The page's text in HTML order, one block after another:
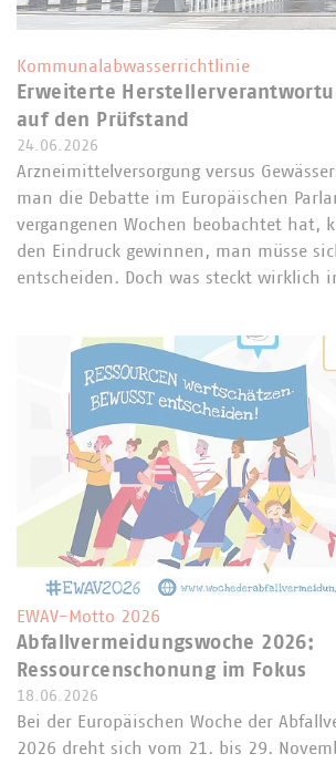
Kommunalabwasserrichtlinie
Erweiterte
auf den Prüfstand
24.06.2026
Arzneimittelversorgung versus
man die Debatte im Europäischen
vergangenen Wochen beobachtet hat,
den Eindruck gewinnen, man müsse
entscheiden. Doch was steckt wirklich
EWAV-Motto 2026
Abfallvermeidungswoche 2026:
Ressourcenschonung im Fokus
18.06.2026
Bei der Europäischen Woche der
2026 dreht sich vom 21. bis 29.